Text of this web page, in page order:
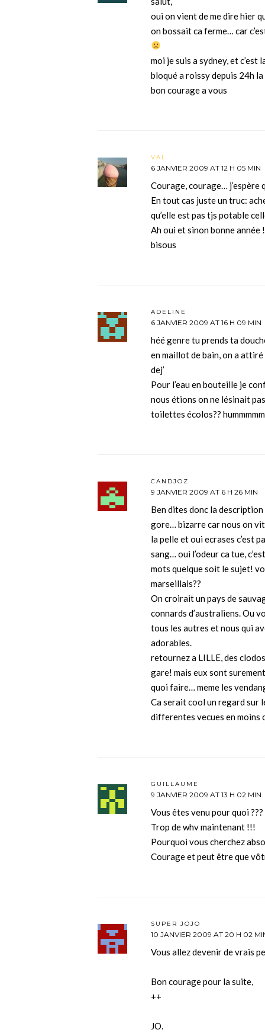
oui on vient de me dire hier
on bossait ca ferme… car
moi je suis a sydney, et c’est
bloqué a roissy depuis 24h
bon courage a vous
VAL
6 JANVIER 2009 AT 12 H 05 MIN
Courage, courage… j’espère
En tout cas juste un truc:
qu’elle est pas tjs potable
Ah oui et sinon bonne année !
bisous
ADELINE
6 JANVIER 2009 AT 16 H 09 MIN
héé genre tu prends ta
en maillot de bain, on a
dej’
Pour l’eau en bouteille je
nous étions on ne lésinait
toilettes écolos??
CANDJOZ
9 JANVIER 2009 AT 6 H 26 MIN
Ben dites donc la
gore… bizarre car nous on
la pelle et oui ecrases c’est
sang… oui l’odeur ca tue,
mots quelque soit le sujet!
marseillais??
On croirait un pays de
connards d’australiens. Ou
tous les autres et nous qui
adorables.
retournez a LILLE, des
gare! mais eux sont
quoi faire… meme les
Ca serait cool un regard sur
differentes vecues en moins
GUILLAUME
9 JANVIER 2009 AT 13 H 02 MIN
Vous êtes venu pour quoi ???
Trop de whv maintenant !!!
Pourquoi vous cherchez
Courage et peut être que
SUPER JOJO
10 JANVIER 2009 AT 20 H 02
Vous allez devenir de vrais
Bon courage pour la suite,
++
JO.